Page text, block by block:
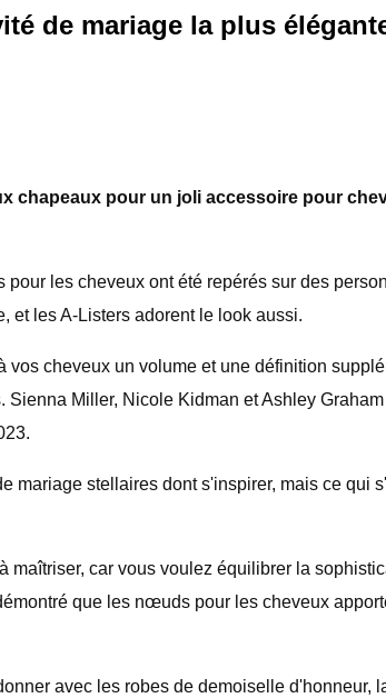
de mariage la plus
chapeaux pour un joli accessoire pour
les cheveux ont été repérés sur des
et les A-Listers adorent le look aussi.
cheveux un volume et une définition
Miller, Nicole Kidman et Ashley
stellaires dont s'inspirer, mais ce qui
car vous voulez équilibrer la
que les nœuds pour les cheveux
avec les robes de demoiselle d'honneur,